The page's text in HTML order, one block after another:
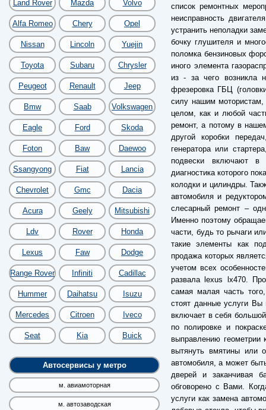
Land Rover Mazda Volvo
Alfa Romeo Chery Opel
Nissan Lincoln Yuejin
Toyota Subaru Chrysler
Peugeot Renault Jeep
Bmw Saab Volkswagen
Eagle Ford Skoda
Foton Baw Daewoo
Ssangyong Fiat Lancia
Chevrolet Gmc Dacia
Acura Geely Mitsubishi
Ldv Rover Honda
Lexus Faw Dodge
Range Rover Infiniti Cadillac
Hummer Daihatsu Isuzu
Mercedes Citroen Iveco
Seat Kia Buick
Автосервисы у метро
м. авиамоторная
м. автозаводская
список ремонтных
неисправность
устранить неполадки
бочку глушителя и
поломка бензиновых
иного элемента
из - за чего возникла
фрезеровка ГБЦ
силу нашим мотористам,
целом, как и любой
ремонт, а потому в
другой коробки
генератора или
подвески включают в
диагностика которого
колодки и цилиндры.
автомобиля и
слесарный ремонт –
Именно поэтому
части, будь то рычаги
такие элементы как
продажа которых
учетом всех
развала lexus lx470.
самая малая часть
стоят данные услуги Вы
включает в себя
по полировке и
выправлению геометрии
вытянуть вмятины или
автомобиля, а может
дверей и заканчивая
обговорено с Вами.
услуги как замена